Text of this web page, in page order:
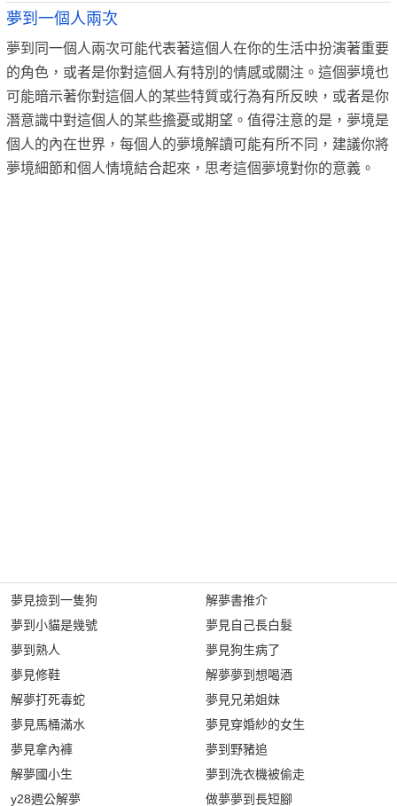
夢到一個人兩次
夢到同一個人兩次可能代表著這個人在你的生活中扮演著重要
的角色，或者是你對這個人有特別的情感或關注。這個夢境也
可能暗示著你對這個人的某些特質或行為有所反映，或者是你
潛意識中對這個人的某些擔憂或期望。值得注意的是，夢境是
個人的內在世界，每個人的夢境解讀可能有所不同，建議你將
夢境細節和個人情境結合起來，思考這個夢境對你的意義。
夢見撿到一隻狗
夢到小貓是幾號
夢到熟人
夢見修鞋
解夢打死毒蛇
夢見馬桶滿水
夢見拿內褲
解夢國小生
y28週公解夢
解夢書推介
夢見自己長白髮
夢見狗生病了
解夢夢到想喝酒
夢見兄弟姐妹
夢見穿婚紗的女生
夢到野豬追
夢到洗衣機被偷走
做夢夢到長短腳